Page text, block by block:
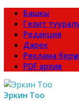
Башкы
Гезит
Редакция
Дарек
Реклама
PDF архив
Эркин Тоо